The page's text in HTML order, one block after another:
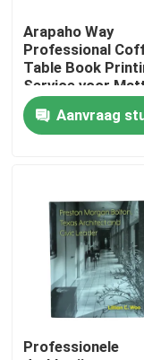
Middel
Contacteer ons
Verzoek om een
Afdrukken van
Tarotkaarten
Arapaho Way
Professional
Table Book
Service voor
gelamineerde
en Gloss Art
Pages
Aanvraag
Professionele